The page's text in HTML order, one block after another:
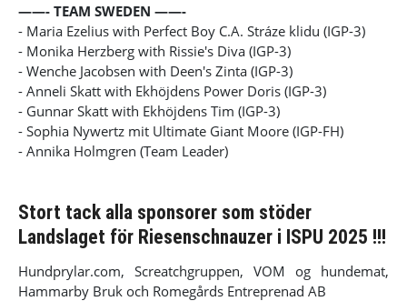
——- TEAM SWEDEN ——-
- Maria Ezelius with Perfect Boy C.A. Stráze klidu (IGP-3)
- Monika Herzberg with Rissie's Diva (IGP-3)
- Wenche Jacobsen with Deen's Zinta (IGP-3)
- Anneli Skatt with Ekhöjdens Power Doris (IGP-3)
- Gunnar Skatt with Ekhöjdens Tim (IGP-3)
- Sophia Nywertz mit Ultimate Giant Moore (IGP-FH)
- Annika Holmgren (Team Leader)
Stort tack alla sponsorer som stöder
Landslaget för Riesenschnauzer i ISPU 2025 !!!
Hundprylar.com, Screatchgruppen, VOM og hundemat,
Hammarby Bruk och Romegårds Entreprenad AB